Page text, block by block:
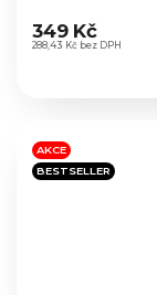
hodnocení
produktu
hvězdiček.
288,43 Kč bez DPH
349 Kč
AKCE
BESTSELLER